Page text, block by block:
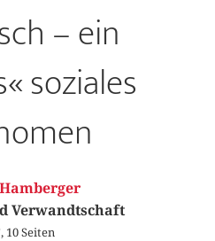
– ein
soziales
Verwandtschaft
10 Seiten